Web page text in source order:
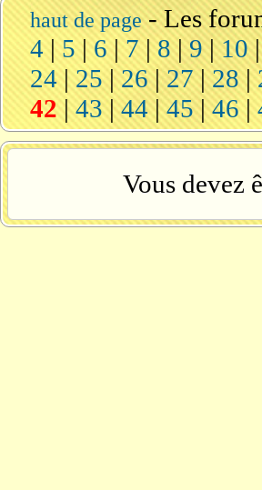
haut de page-Les
4 |5 |6|7 |8|9|10
24|25|26|27|28|
42|43|44|45|46|
Vous devez